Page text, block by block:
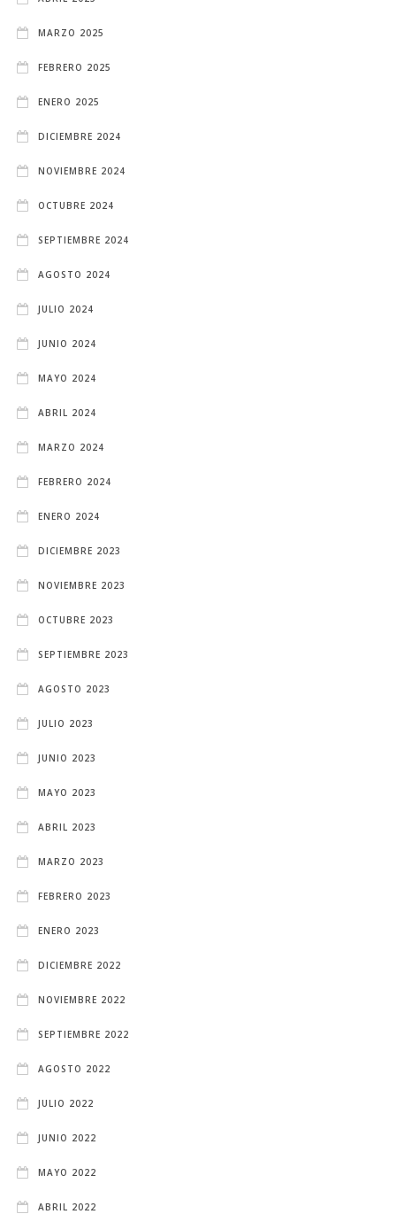
MARZO 2025
FEBRERO 2025
ENERO 2025
DICIEMBRE 2024
NOVIEMBRE 2024
OCTUBRE 2024
SEPTIEMBRE 2024
AGOSTO 2024
JULIO 2024
JUNIO 2024
MAYO 2024
ABRIL 2024
MARZO 2024
FEBRERO 2024
ENERO 2024
DICIEMBRE 2023
NOVIEMBRE 2023
OCTUBRE 2023
SEPTIEMBRE 2023
AGOSTO 2023
JULIO 2023
JUNIO 2023
MAYO 2023
ABRIL 2023
MARZO 2023
FEBRERO 2023
ENERO 2023
DICIEMBRE 2022
NOVIEMBRE 2022
SEPTIEMBRE 2022
AGOSTO 2022
JULIO 2022
JUNIO 2022
MAYO 2022
ABRIL 2022